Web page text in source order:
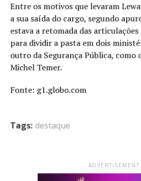
Entre os motivos que levaram
a sua saída do cargo, segundo
estava a retomada das
para dividir a pasta em dois
outro da Segurança Pública, como
Michel Temer.
Fonte: g1.globo.com
Tags: destaque
ADVERTISEMENT